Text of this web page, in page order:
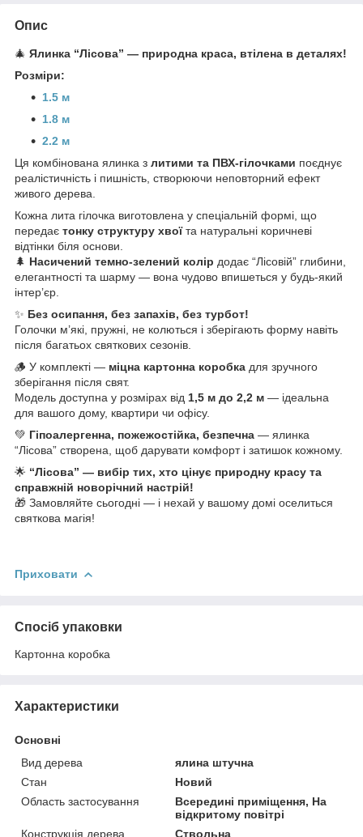
Опис
🎄 Ялинка “Лісова” — природна краса, втілена в деталях!
Розміри:
1.5 м
1.8 м
2.2 м
Ця комбінована ялинка з литими та ПВХ-гілочками поєднує
реалістичність і пишність, створюючи неповторний ефект
живого дерева.
Кожна литa гілочка виготовлена у спеціальній формі, що
передає тонку структуру хвоїта натуральні коричневі
відтінки біля основи.
🌲 Насичений темно-зелений колір додає “Лісовій” глибини,
елегантності та шарму — вона чудово впишеться у будь-який
інтер’єр.
✨ Без осипання, без запахів, без турбот!
Голочки м’які, пружні, не колються і зберігають форму навіть
після багатьох святкових сезонів.
🪵 У комплекті — міцна картонна коробка для зручного
зберігання після свят.
Модель доступна у розмірах від 1,5 м до 2,2 м — ідеальна
для вашого дому, квартири чи офісу.
💚 Гіпоалергенна, пожежостійка, безпечна — ялинка
“Лісова” створена, щоб дарувати комфорт і затишок кожному.
🌟 “Лісова” — вибір тих, хто цінує природну красу та
справжній новорічний настрій!
🎁 Замовляйте сьогодні — і нехай у вашому домі оселиться
святкова магія!
Приховати
Спосіб упаковки
Картонна коробка
Характеристики
Основні
Вид дерева
ялина штучна
Стан
Новий
Область застосування
Всередині приміщення, На
відкритому повітрі
Конструкція дерева
Ствольна